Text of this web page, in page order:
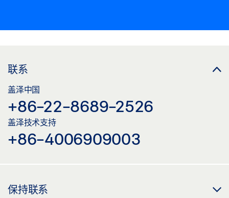
联系
盖泽中国
+86-22-8689-2526
盖泽技术支持
+86-4006909003
保持联系